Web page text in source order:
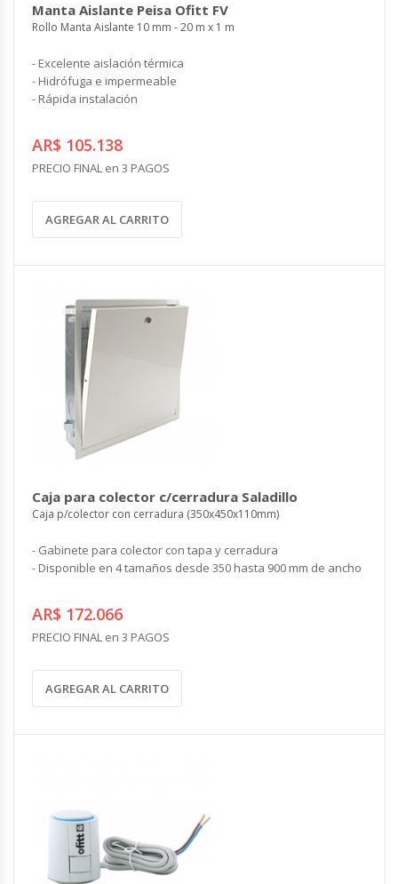
Manta Aislante Peisa Ofitt FV
Rollo Manta Aislante 10 mm - 20 m x 1 m
- Excelente aislación térmica
- Hidrófuga e impermeable
- Rápida instalación
AR$ 105.138
PRECIO FINAL en 3 PAGOS
AGREGAR AL CARRITO
Caja para colector c/cerradura Saladillo
Caja p/colector con cerradura (350x450x110mm)
- Gabinete para colector con tapa y cerradura
- Disponible en 4 tamaños desde 350 hasta 900 mm de ancho
AR$ 172.066
PRECIO FINAL en 3 PAGOS
AGREGAR AL CARRITO